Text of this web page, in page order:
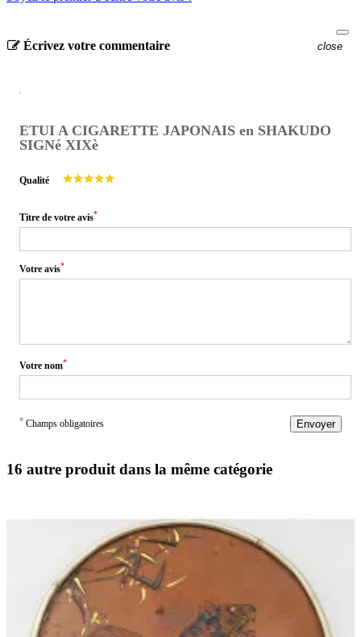
Écrivez votre commentaire close
ETUI A CIGARETTE JAPONAIS en SHAKUDO
SIGNé XIXè
Qualité
Titre de votre avis*
Votre avis*
Votre nom*
* Champs obligatoires Envoyer
16 autre produit dans la même catégorie